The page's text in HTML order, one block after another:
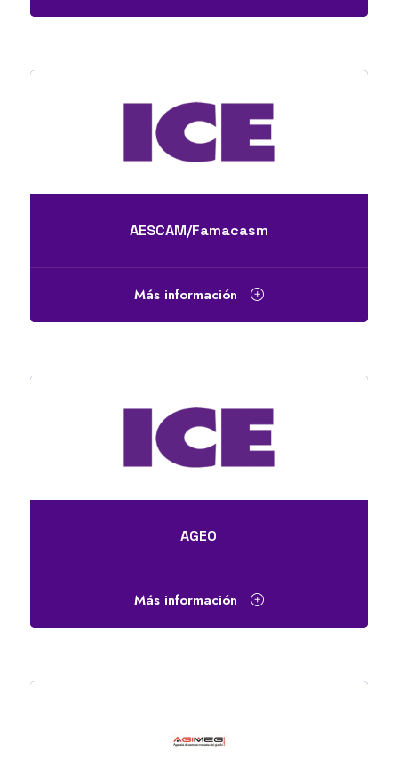
AESCAM/Famacasm
Más información
AGEO
Más información